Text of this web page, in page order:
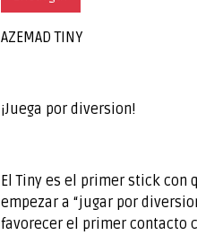
AZEMAD TINY
¡Juega por diversion!
El Tiny es el primer stick con
empezar a “jugar por
favorecer el primer contacto